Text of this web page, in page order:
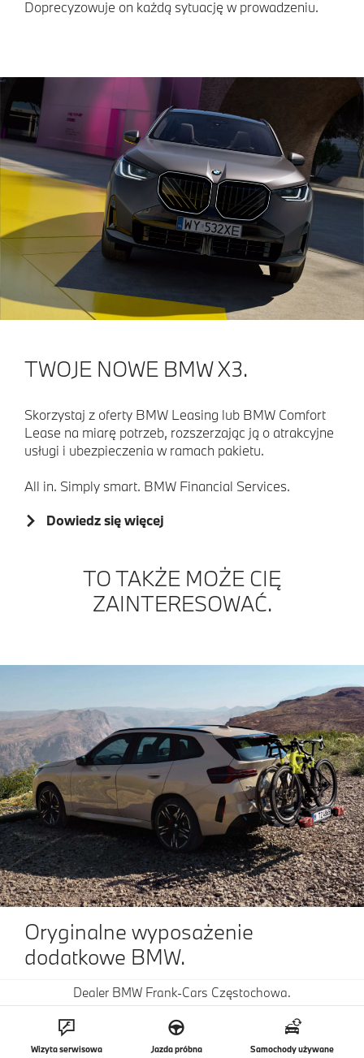
Doprecyzowuje on każdą sytuację w prowadzeniu.
TWOJE NOWE BMW X3.
Skorzystaj z oferty BMW Leasing lub BMW Comfort
Lease na miarę potrzeb, rozszerzając ją o atrakcyjne
usługi i ubezpieczenia w ramach pakietu.
All in. Simply smart. BMW Financial Services.
Dowiedz się więcej
TO TAKŻE MOŻE CIĘ
ZAINTERESOWAĆ.
Oryginalne wyposażenie
dodatkowe BMW.
Przygotuj się do sezonu wiosenno-letniego. Odkryj
oryginalne akcesoria BMW, kompletne koła letnie
BMW oraz serwis kół i opon BMW.
Dealer BMW Frank-Cars Częstochowa.
Wizyta serwisowa Jazda próbna Samochody używane